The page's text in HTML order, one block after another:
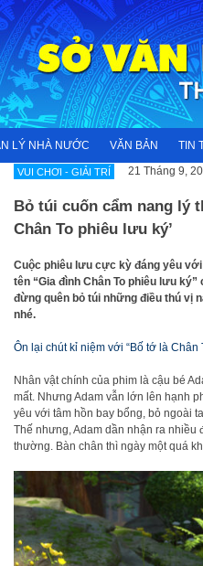
LÝ NHÀ NƯỚC VĂN BẢN TIN
VUI CHƠI - GIẢI TRÍ 21 Tháng 9,
Bỏ túi cuốn cẩm nang lý
Chân To phiêu lưu ký’
Cuộc phiêu lưu cực kỳ đáng yêu
tên “Gia đình Chân To phiêu lưu
đừng quên bỏ túi những điều thú vị
nhé.
Ôn lại chút kỉ niệm với “Bố tớ là Chân
Nhân vật chính của phim là cậu bé
mất. Nhưng Adam vẫn lớn lên hạnh
yêu với tâm hồn bay bổng, bỏ ngoài
Thế nhưng, Adam dần nhận ra nhiều
thường. Bàn chân thì ngày một quá